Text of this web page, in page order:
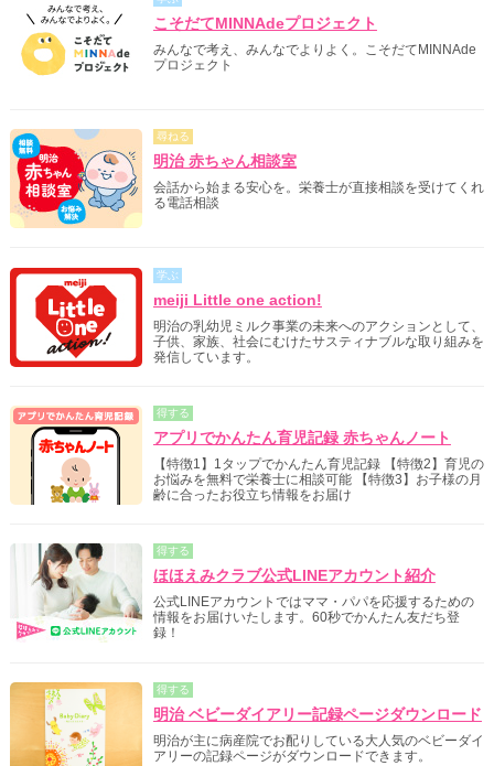
こそだてMINNAdeプロジェクト
みんなで考え、みんなでよりよく。こそだてMINNAde
プロジェクト
尋ねる
明治 赤ちゃん相談室
会話から始まる安心を。栄養士が直接相談を受けてくれ
る電話相談
学ぶ
meiji Little one action!
明治の乳幼児ミルク事業の未来へのアクションとして、
子供、家族、社会にむけたサスティナブルな取り組みを
発信しています。
得する
アプリでかんたん育児記録 赤ちゃんノート
【特徴1】1タップでかんたん育児記録 【特徴2】育児の
お悩みを無料で栄養士に相談可能 【特徴3】お子様の月
齢に合ったお役立ち情報をお届け
得する
ほほえみクラブ公式LINEアカウント紹介
公式LINEアカウントではママ・パパを応援するための
情報をお届けいたします。60秒でかんたん友だち登
録！
得する
明治 ベビーダイアリー記録ページダウンロード
明治が主に病産院でお配りしている大人気のベビーダイ
アリーの記録ページがダウンロードできます。